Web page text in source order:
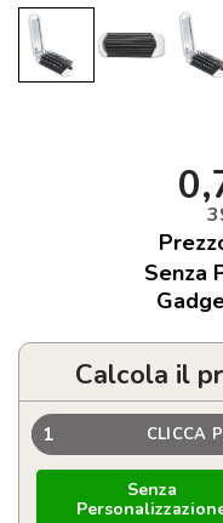
Senza
Calcola il
1 CLICCA
Senza